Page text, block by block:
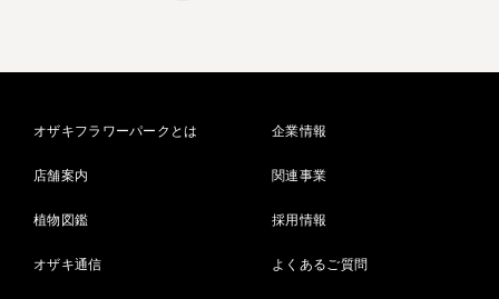
オザキフラワーパークとは
店舗案内
植物図鑑
オザキ通信
企業情報
関連事業
採用情報
よくあるご質問